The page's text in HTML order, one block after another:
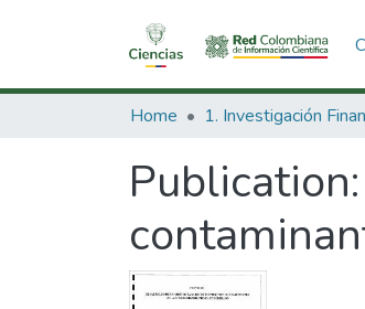
Home
Publication: